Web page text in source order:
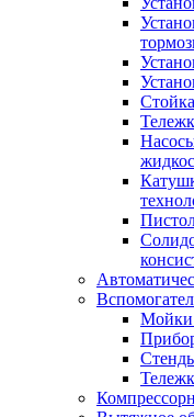
Мойки